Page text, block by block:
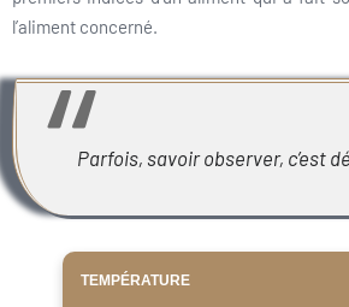
l’aliment concerné.
Parfois, savoir observer, c’est
TEMPÉRATURE